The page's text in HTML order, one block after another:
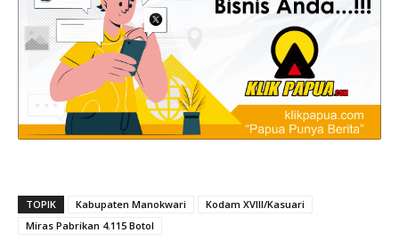
TOPIK Kabupaten Manokwari
Kodam XVIII/Kasuari
Miras Pabrikan 4.115 Botol